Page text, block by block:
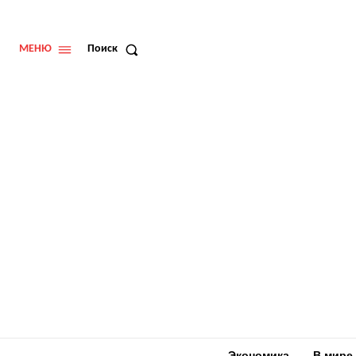
МЕНЮ Поиск